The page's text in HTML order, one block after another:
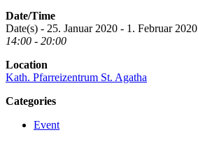
Date/Time
Date(s) - 25. Januar 2020 - 1. Februar 2020
14:00 - 20:00
Location
Kath. Pfarreizentrum St. Agatha
Categories
Event